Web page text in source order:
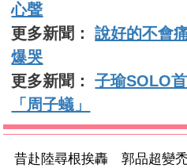
心聲
更多新聞：說好的不會
爆哭
更多新聞：子瑜SOLO
「周子蟻」
昔赴陸尋根挨轟 郭品超變